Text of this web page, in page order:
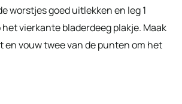
worstjes goed uitlekken en leg 1
vierkante bladerdeeg plakje. Maak
en vouw twee van de punten om het